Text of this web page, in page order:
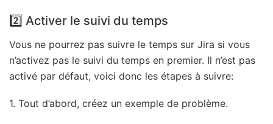
2️⃣ Activer le suivi du temps
Vous ne pourrez pas suivre le temps sur Jira si vous
n’activez pas le suivi du temps en premier. Il n’est pas
activé par défaut, voici donc les étapes à suivre:
1. Tout d’abord, créez un exemple de problème.